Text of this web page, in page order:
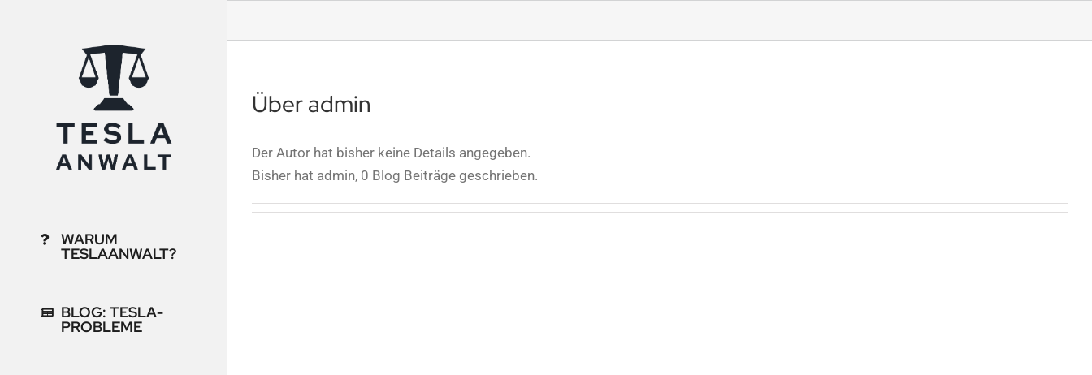
WARUM
TESLAANWALT?
BLOG: TESLA-
PROBLEME
Überadmin
Der Autor hat bisher keine Details angegeben.
Bisher hat admin, 0 Blog Beiträge geschrieben.